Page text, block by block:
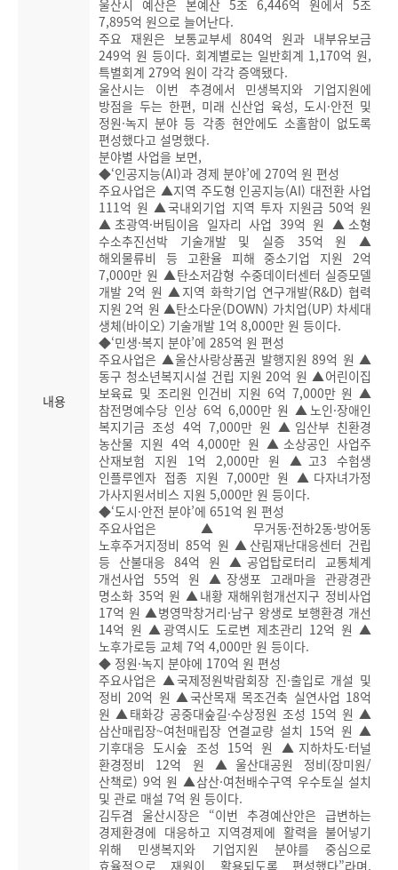
내용
울산시 예산은 본예산 5조 6,446억 원에서 5조
7,895억 원으로 늘어난다.
주요 재원은 보통교부세 804억 원과 내부유보금
249억 원 등이다. 회계별로는 일반회계 1,170억 원,
특별회계 279억 원이 각각 증액됐다.
울산시는 이번 추경에서 민생복지와 기업지원에
방점을 두는 한편, 미래 신산업 육성, 도시·안전 및
정원·녹지 분야 등 각종 현안에도 소홀함이 없도록
편성했다고 설명했다.
분야별 사업을 보면,
◆‘인공지능(AI)과 경제 분야’에 270억 원 편성
주요사업은 ▲지역 주도형 인공지능(AI) 대전환 사업
111억 원 ▲국내외기업 지역 투자 지원금 50억 원
▲초광역·버팀이음 일자리 사업 39억 원 ▲소형
수소추진선박 기술개발 및 실증 35억 원 ▲
해외물류비 등 고환율 피해 중소기업 지원 2억
7,000만 원 ▲탄소저감형 수중데이터센터 실증모델
개발 2억 원 ▲지역 화학기업 연구개발(R&D) 협력
지원 2억 원 ▲탄소다운(DOWN) 가치업(UP) 차세대
생체(바이오) 기술개발 1억 8,000만 원 등이다.
◆‘민생·복지 분야’에 285억 원 편성
주요사업은 ▲울산사랑상품권 발행지원 89억 원 ▲
동구 청소년복지시설 건립 지원 20억 원 ▲어린이집
보육료 및 조리원 인건비 지원 6억 7,000만 원 ▲
참전명예수당 인상 6억 6,000만 원 ▲노인·장애인
복지기금 조성 4억 7,000만 원 ▲임산부 친환경
농산물 지원 4억 4,000만 원 ▲소상공인 사업주
산재보험 지원 1억 2,000만 원 ▲고3 수험생
인플루엔자 접종 지원 7,000만 원 ▲다자녀가정
가사지원서비스 지원 5,000만 원 등이다.
◆‘도시·안전 분야’에 651억 원 편성
주요사업은 ▲무거동·전하2동·방어동
노후주거지정비 85억 원 ▲산림재난대응센터 건립
등 산불대응 84억 원 ▲공업탑로터리 교통체계
개선사업 55억 원 ▲장생포 고래마을 관광경관
명소화 35억 원 ▲내황 재해위험개선지구 정비사업
17억 원 ▲병영막창거리·남구 왕생로 보행환경 개선
14억 원 ▲광역시도 도로변 제초관리 12억 원 ▲
노후가로등 교체 7억 4,000만 원 등이다.
◆ 정원·녹지 분야에 170억 원 편성
주요사업은 ▲국제정원박람회장 진·출입로 개설 및
정비 20억 원 ▲국산목재 목조건축 실연사업 18억
원 ▲태화강 공중대숲길·수상정원 조성 15억 원 ▲
삼산매립장~여천매립장 연결교량 설치 15억 원 ▲
기후대응 도시숲 조성 15억 원 ▲지하차도·터널
환경정비 12억 원 ▲울산대공원 정비(장미원/
산책로) 9억 원 ▲삼산·여천배수구역 우수토실 설치
및 관로 매설 7억 원 등이다.
김두겸 울산시장은 “이번 추경예산안은 급변하는
경제환경에 대응하고 지역경제에 활력을 불어넣기
위해 민생복지와 기업지원 분야를 중심으로
효율적으로 재원이 활용되도록 편성했다”라며,